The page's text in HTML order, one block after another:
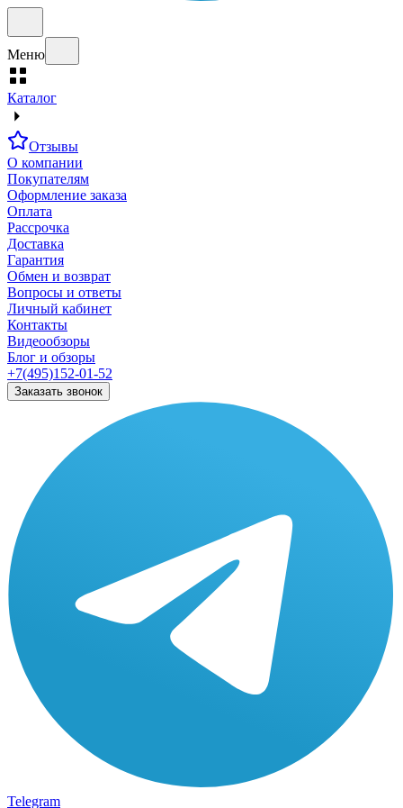
Меню
Каталог
Отзывы
О компании
Покупателям
Оформление заказа
Оплата
Рассрочка
Доставка
Гарантия
Обмен и возврат
Вопросы и ответы
Личный кабинет
Контакты
Видеообзоры
Блог и обзоры
+7(495)152-01-52
Заказать звонок
Telegram